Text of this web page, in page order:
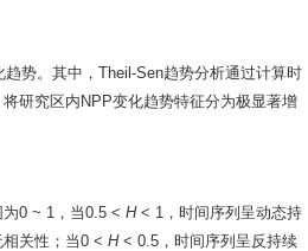
势。其中，Theil-Sen趋势分析通过计算时
将研究区内NPP变化趋势特征分为极显著增
0 ~ 1，当0.5 < H< 1，时间序列呈动态持
关性；当0 < H< 0.5，时间序列呈反持续